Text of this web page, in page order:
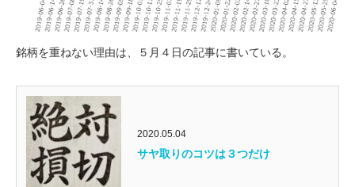
銘柄を重ねない理由は、５月４日の記事に書いている。
2020.05.04
サヤ取りのコツは３つだけ